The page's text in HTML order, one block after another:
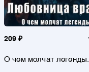
209 ₽
О чем молчат легенды.